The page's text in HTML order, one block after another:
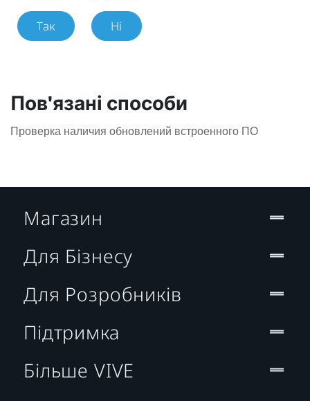
Так Ні
Пов'язані способи
Проверка наличия обновлений встроенного ПО
Магазин
Для Бізнесу
Для Розробників
Підтримка
Більше VIVE